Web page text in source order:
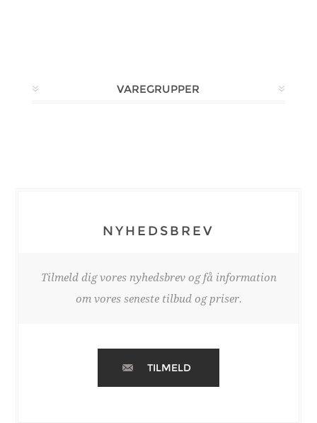
VAREGRUPPER
NYHEDSBREV
Tilmeld dig vores nyhedsbrev og få information
om vores seneste tilbud og priser.
TILMELD